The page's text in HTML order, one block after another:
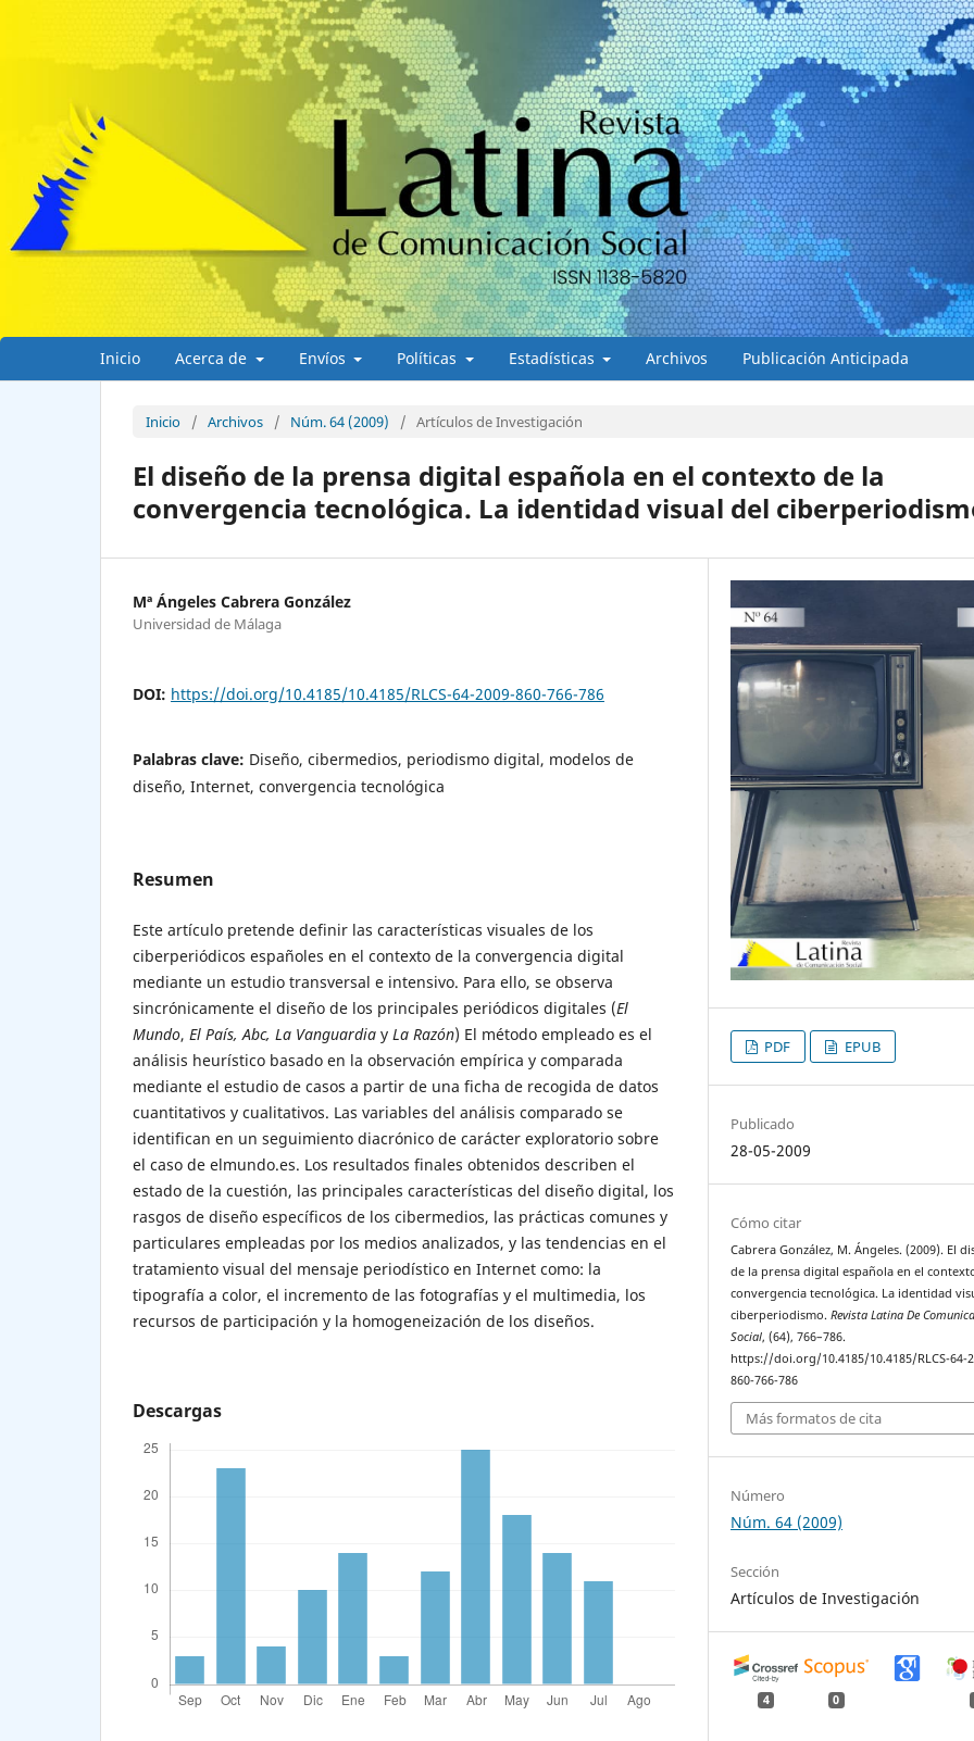
Inicio Acerca de Envíos Políticas Estadísticas Archivos Publicación Anticipada
Inicio / Archivos / Núm. 64 (2009) / Artículos de Investigación
El diseño de la prensa digital española en el contexto de la
convergencia tecnológica. La identidad visual del
Mª Ángeles Cabrera González
Universidad de Málaga
DOI: https://doi.org/10.4185/10.4185/RLCS-64-2009-860-766-786
Palabras clave: Diseño, cibermedios, periodismo digital, modelos de
diseño, Internet, convergencia tecnológica
Resumen
Este artículo pretende definir las características visuales de los
ciberperiódicos españoles en el contexto de la convergencia digital
mediante un estudio transversal e intensivo. Para ello, se observa
sincrónicamente el diseño de los principales periódicos digitales (El
Mundo, El País, Abc, La Vanguardia y La Razón) El método empleado es el
análisis heurístico basado en la observación empírica y comparada
mediante el estudio de casos a partir de una ficha de recogida de datos
cuantitativos y cualitativos. Las variables del análisis comparado se
identifican en un seguimiento diacrónico de carácter exploratorio sobre
el caso de elmundo.es. Los resultados finales obtenidos describen el
estado de la cuestión, las principales características del diseño digital, los
rasgos de diseño específicos de los cibermedios, las prácticas comunes y
particulares empleadas por los medios analizados, y las tendencias en el
tratamiento visual del mensaje periodístico en Internet como: la
tipografía a color, el incremento de las fotografías y el multimedia, los
recursos de participación y la homogeneización de los diseños.
Descargas
PDF EPUB
Publicado
28-05-2009
Cómo citar
Cabrera González, M. Ángeles. (2009). El
de la prensa digital española en el
convergencia tecnológica. La identidad
ciberperiodismo.Revista Latina De
Social, (64), 766–786.
https://doi.org/10.4185/10.4185/RLCS-64-
860-766-786
Más formatos de cita
Número
Núm. 64 (2009)
Sección
Artículos de Investigación
4 0